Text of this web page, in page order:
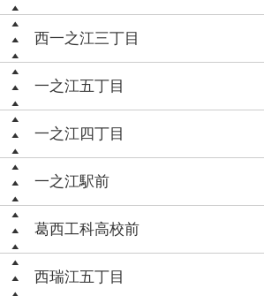
西一之江三丁目
一之江五丁目
一之江四丁目
一之江駅前
葛西工科高校前
西瑞江五丁目